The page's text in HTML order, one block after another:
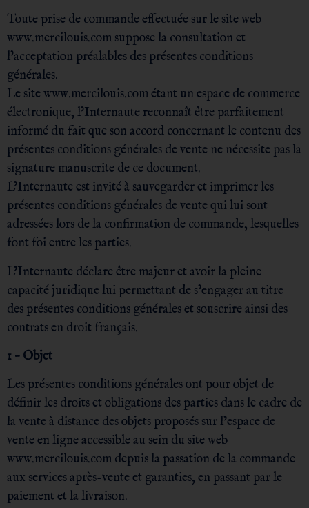
Toute prise de commande effectuée sur le site web
www.mercilouis.com suppose la consultation et
l’acceptation préalables des présentes conditions
générales.
Le site www.mercilouis.com étant un espace de commerce
électronique, l’Internaute reconnaît être parfaitement
informé du fait que son accord concernant le contenu des
présentes conditions générales de vente ne nécessite pas la
signature manuscrite de ce document.
L’Internaute est invité à sauvegarder et imprimer les
présentes conditions générales de vente qui lui sont
adressées lors de la confirmation de commande, lesquelles
font foi entre les parties.
L’Internaute déclare être majeur et avoir la pleine
capacité juridique lui permettant de s’engager au titre
des présentes conditions générales et souscrire ainsi des
contrats en droit français.
1 – Objet
Les présentes conditions générales ont pour objet de
définir les droits et obligations des parties dans le cadre de
la vente à distance des objets proposés sur l’espace de
vente en ligne accessible au sein du site web
www.mercilouis.com depuis la passation de la commande
aux services après-vente et garanties, en passant par le
paiement et la livraison.